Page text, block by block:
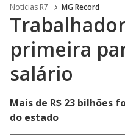
Noticias R7 MG Record
primeira
salário
Mais de R$ 23 bilhões
do estado